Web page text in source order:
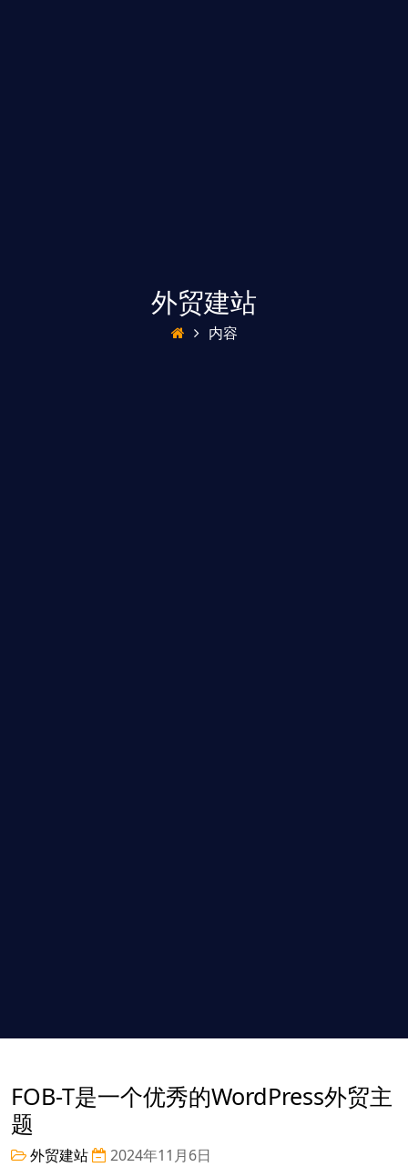
外贸建站
内容
FOB-T是一个优秀的WordPress外贸主
题
外贸建站 2024年11月6日